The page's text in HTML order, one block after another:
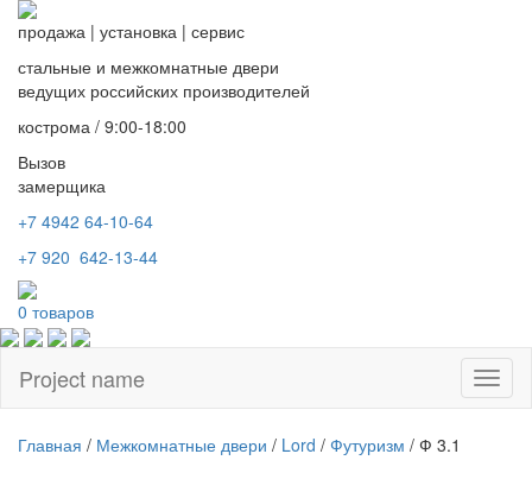
продажа | установка | сервис
стальные и межкомнатные двери
ведущих российских производителей
кострома / 9:00-18:00
Вызов
замерщика
+7 4942 64-10-64
+7 920 642-13-44
0 товаров
Project name
Главная / Межкомнатные двери / Lord / Футуризм / Ф 3.1